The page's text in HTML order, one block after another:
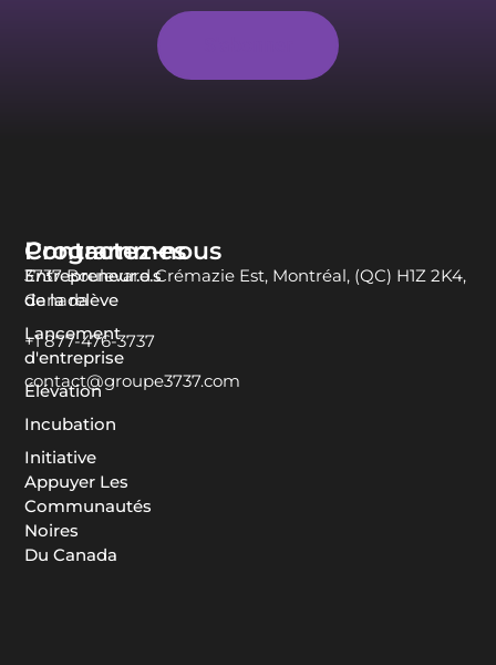
Programmes
Entrepreneur.e.s
de la relève
Lancement
d'entreprise
Élévation
Incubation
Initiative
Appuyer Les
Communautés
Noires
Du Canada
Contactez-nous
3737 Boulevard Crémazie Est, Montréal, (QC) H1Z 2K4,
Canada
+1 877-476-3737
contact@groupe3737.com